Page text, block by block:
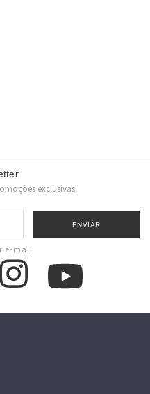
exclusivas
e-mail